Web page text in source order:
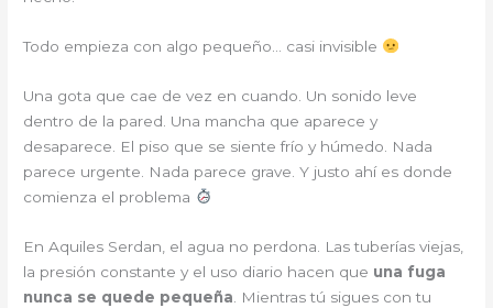
Todo empieza con algo pequeño… casi invisible
Una gota que cae de vez en cuando. Un sonido leve
dentro de la pared. Una mancha que aparece y
desaparece. El piso que se siente frío y húmedo. Nada
parece urgente. Nada parece grave. Y justo ahí es donde
comienza el problema
En Aquiles Serdan, el agua no perdona. Las tuberías viejas,
la presión constante y el uso diario hacen que una fuga
nunca se quede pequeña . Mientras tú sigues con tu